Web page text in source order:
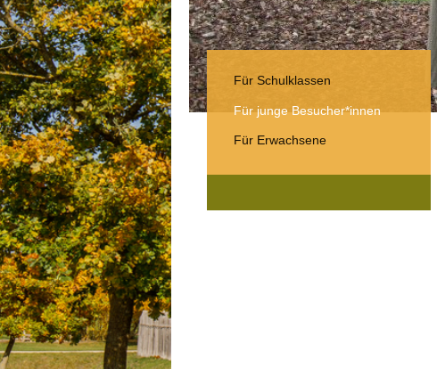
Für Schulklassen
Für junge Besucher*innen
Für Erwachsene